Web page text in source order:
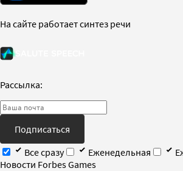
На сайте работает синтез речи
Рассылка:
Подписаться
Все сразу
Еженедельная
Новости Forbes Games